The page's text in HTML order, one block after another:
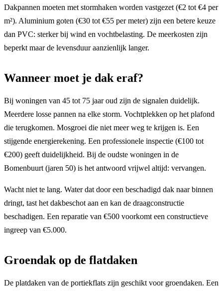
Dakpannen moeten met stormhaken worden vastgezet (€2 tot €4 per
m²). Aluminium goten (€30 tot €55 per meter) zijn een betere keuze
dan PVC: sterker bij wind en vochtbelasting. De meerkosten zijn
beperkt maar de levensduur aanzienlijk langer.
Wanneer moet je dak eraf?
Bij woningen van 45 tot 75 jaar oud zijn de signalen duidelijk.
Meerdere losse pannen na elke storm. Vochtplekken op het plafond
die terugkomen. Mosgroei die niet meer weg te krijgen is. Een
stijgende energierekening. Een professionele inspectie (€100 tot
€200) geeft duidelijkheid. Bij de oudste woningen in de
Bomenbuurt (jaren 50) is het antwoord vrijwel altijd: vervangen.
Wacht niet te lang. Water dat door een beschadigd dak naar binnen
dringt, tast het dakbeschot aan en kan de draagconstructie
beschadigen. Een reparatie van €500 voorkomt een constructieve
ingreep van €5.000.
Groendak op de flatdaken
De platdaken van de portiekflats zijn geschikt voor groendaken. Een